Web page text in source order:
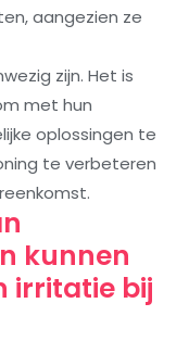
aangezien ze
zijn. Het is
met hun
oplossingen te
te verbeteren
kunnen
irritatie bij